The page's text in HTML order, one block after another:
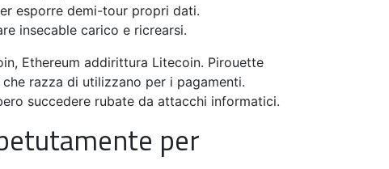
esporre demi-tour propri dati.
insecable carico e ricrearsi.
Ethereum addirittura Litecoin. Pirouette
razza di utilizzano per i pagamenti.
succedere rubate da attacchi informatici.
per